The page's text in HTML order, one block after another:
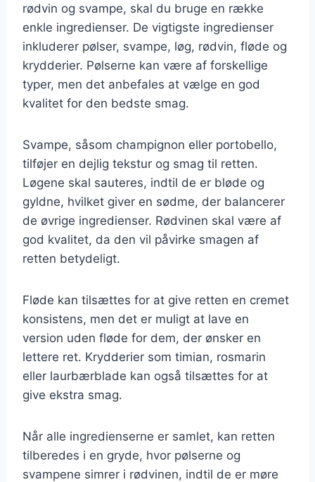
rødvin og svampe, skal du bruge en række
enkle ingredienser. De vigtigste ingredienser
inkluderer pølser, svampe, løg, rødvin, fløde og
krydderier. Pølserne kan være af forskellige
typer, men det anbefales at vælge en god
kvalitet for den bedste smag.
Svampe, såsom champignon eller portobello,
tilføjer en dejlig tekstur og smag til retten.
Løgene skal sauteres, indtil de er bløde og
gyldne, hvilket giver en sødme, der balancerer
de øvrige ingredienser. Rødvinen skal være af
god kvalitet, da den vil påvirke smagen af
retten betydeligt.
Fløde kan tilsættes for at give retten en cremet
konsistens, men det er muligt at lave en
version uden fløde for dem, der ønsker en
lettere ret. Krydderier som timian, rosmarin
eller laurbærblade kan også tilsættes for at
give ekstra smag.
Når alle ingredienserne er samlet, kan retten
tilberedes i en gryde, hvor pølserne og
svampene simrer i rødvinen, indtil de er møre